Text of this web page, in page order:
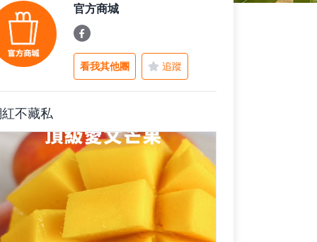
官方商城
看我其他團 追蹤
不藏私